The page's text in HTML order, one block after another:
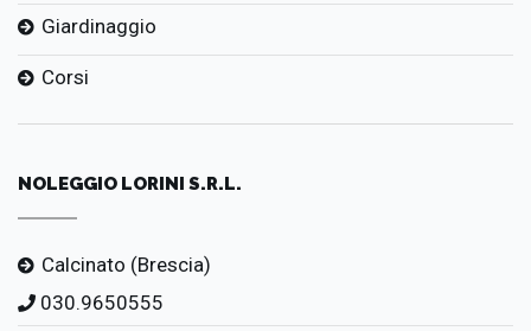
Giardinaggio
Corsi
NOLEGGIO LORINI S.R.L.
Calcinato (Brescia)
030.9650555